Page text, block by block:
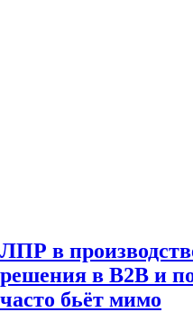
ЛПР в
решения в B2B и
часто бьёт мимо